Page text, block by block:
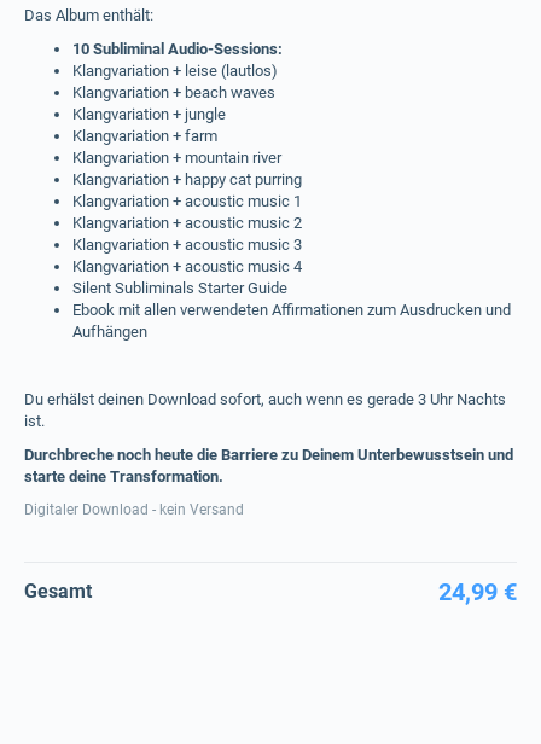
Das Album enthält:
10 Subliminal Audio-Sessions:
Klangvariation + leise (lautlos)
Klangvariation + beach waves
Klangvariation + jungle
Klangvariation + farm
Klangvariation + mountain river
Klangvariation + happy cat purring
Klangvariation + acoustic music 1
Klangvariation + acoustic music 2
Klangvariation + acoustic music 3
Klangvariation + acoustic music 4
Silent Subliminals Starter Guide
Ebook mit allen verwendeten Affirmationen zum Ausdrucken und
Aufhängen
Du erhälst deinen Download sofort, auch wenn es gerade 3 Uhr Nachts
ist.
Durchbreche noch heute die Barriere zu Deinem Unterbewusstsein und
starte deine Transformation.
Digitaler Download - kein Versand
Gesamt 24,99 €